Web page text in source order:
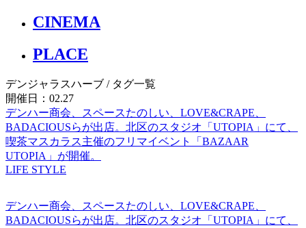
CINEMA
PLACE
デンジャラスハーブ / タグ一覧
開催日：02.27
デンハー商会、スペースたのしい、LOVE&CRAPE、
BADACIOUSらが出店。北区のスタジオ「UTOPIA」にて、
喫茶マスカラス主催のフリマイベント「BAZAAR
UTOPIA」が開催。
LIFE STYLE
デンハー商会、スペースたのしい、LOVE&CRAPE、
BADACIOUSらが出店。北区のスタジオ「UTOPIA」にて、